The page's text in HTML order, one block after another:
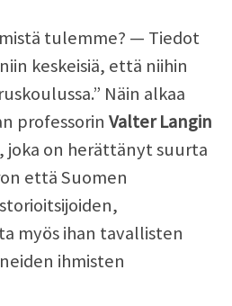
tulemme? — Tiedot
keskeisiä, että niihin
Näin alkaa
professorin Valter Langin
, joka on herättänyt suurta
että Suomen
myös ihan tavallisten
ihmisten